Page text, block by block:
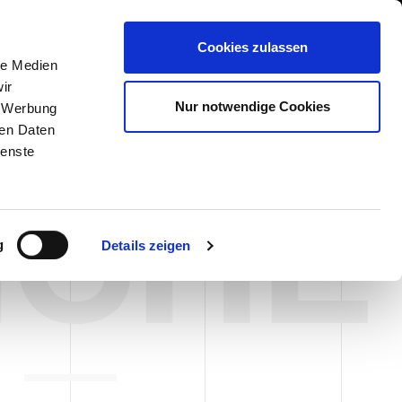
Medien
Daten
Details zeigen
Cookies zulassen
Nur notwendige Cookies
Whistleblowing International/Deutsch
DIENSTLEISTUNGEN